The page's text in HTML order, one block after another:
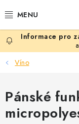
na
PRO ŽENY
PRO MUŽE
PRO DĚTI
DOPLŇKY
Víno
Pánské